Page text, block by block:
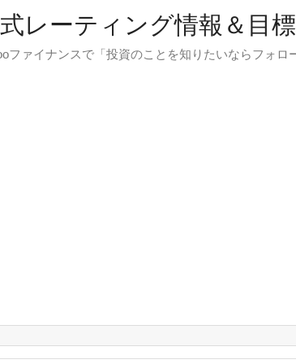
レーティング情報＆目
ファイナンスで「投資のことを知りたいならフォ